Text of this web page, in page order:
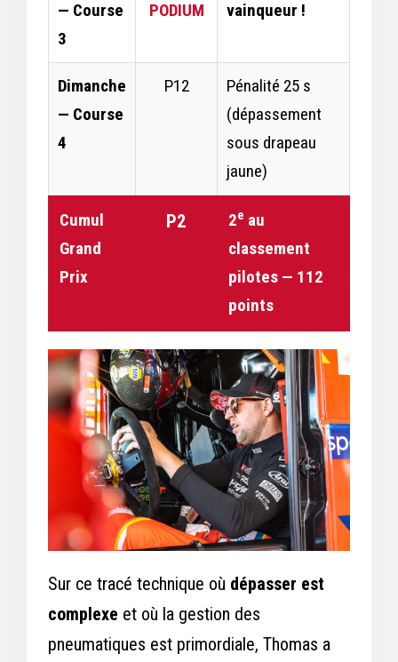
— Course
3
PODIUM vainqueur !
Dimanche
— Course
4
P12
Pénalité 25 s
(dépassement
sous drapeau
jaune)
Cumul
Grand
Prix
P2 2e au
classement
pilotes — 112
points
Sur ce tracé technique où dépasser est
complexe et où la gestion des
pneumatiques est primordiale, Thomas a